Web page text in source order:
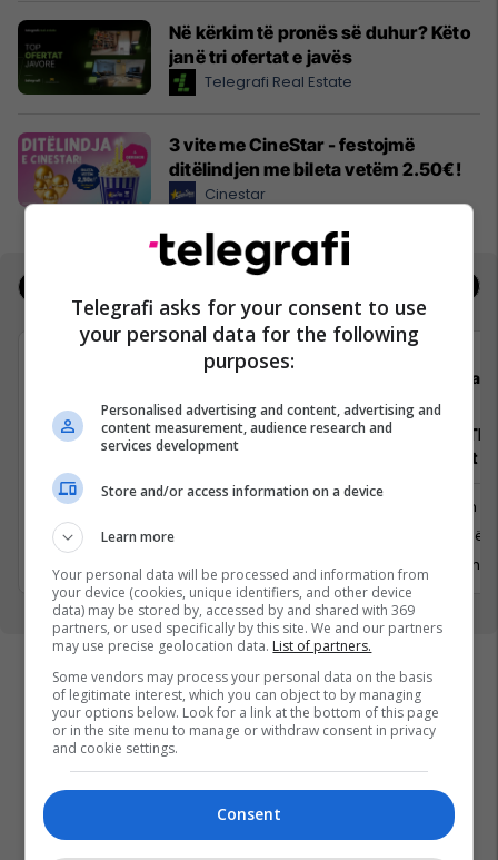
Në kërkim të pronës së duhur? Këto
janë tri ofertat e javës
Telegrafi Real Estate
3 vite me CineStar - festojmë
ditëlindjen me bileta vetëm 2.50€!
Cinestar
Architect
Arkitekturë dhe Dizajn
Prishtinë
1 Korrik 2026
Trajnim
of Insight
Trajnim
Prishtinë
9
Telegrafi asks for your consent to use
your personal data for the following
purposes:
Personalised advertising and content, advertising and
content measurement, audience research and
services development
Store and/or access information on a device
Learn more
Your personal data will be processed and information from
your device (cookies, unique identifiers, and other device
data) may be stored by, accessed by and shared with 369
partners, or used specifically by this site. We and our partners
may use precise geolocation data. List of partners.
Some vendors may process your personal data on the basis
of legitimate interest, which you can object to by managing
your options below. Look for a link at the bottom of this page
or in the site menu to manage or withdraw consent in privacy
and cookie settings.
Consent